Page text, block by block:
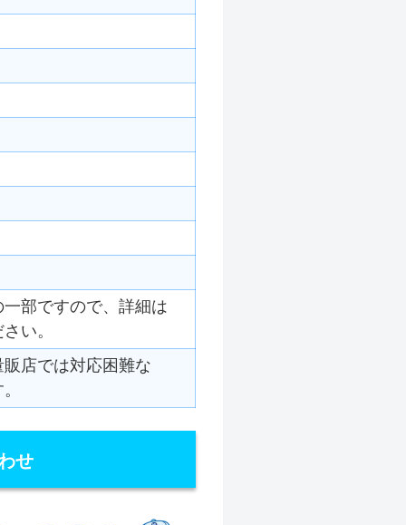
部ですので、詳細は
い。
店では対応困難な
せ